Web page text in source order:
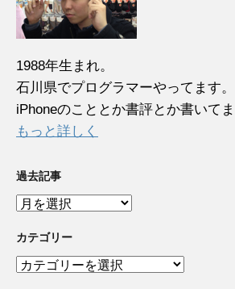
1988年生まれ。
石川県でプログラマーやってます。
iPhoneのこととか書評とか書いてま
もっと詳しく
過去記事
過
記
カテゴリー
カ